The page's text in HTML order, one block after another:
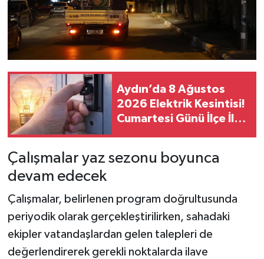
Aydın’da 8 Ağustos
2026 Elektrik Kesintisi!
Cumartesi Günü İlçe İlçe
Çalışmalar yaz sezonu boyunca
devam edecek
Çalışmalar, belirlenen program doğrultusunda
periyodik olarak gerçekleştirilirken, sahadaki
ekipler vatandaşlardan gelen talepleri de
değerlendirerek gerekli noktalarda ilave